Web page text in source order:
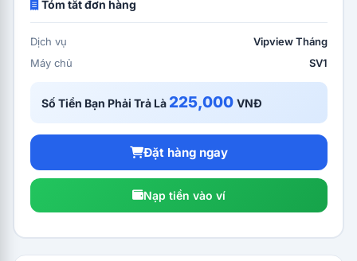
Tóm tắt đơn hàng
Dịch vụ
Vipview Tháng
Máy chủ
SV1
Số Tiền Bạn Phải Trả Là 225,000 VNĐ
Đặt hàng ngay
Nạp tiền vào ví